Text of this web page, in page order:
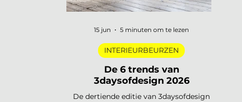
De 6 trends van
3daysofdesign 2026
De dertiende editie van 3daysofdesign
INTERIEURBEURZEN
15 jun 5 minuten om te lezen